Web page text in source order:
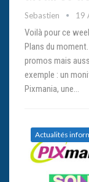
Sebastien 19
Voilà pour ce
Plans du
promos mais
exemple : un
Pixmania, une…
Actualités